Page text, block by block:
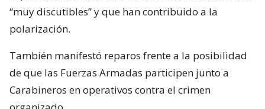
“muy discutibles” y que han contribuido a la
polarización.
También manifestó reparos frente a la posibilidad
de que las Fuerzas Armadas participen junto a
Carabineros en operativos contra el crimen